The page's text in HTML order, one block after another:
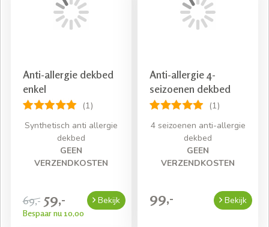
Snelle levering mits voorradig
Gratis bezorging bij een bestelling van € 50,- aan
Anti-allergie dekbed
enkel
(1)
Synthetisch anti allergie
dekbed
GEEN
VERZENDKOSTEN
69,- 59,-
Bespaar nu 10,00
Bekijk
Anti-allergie 4-
seizoenen dekbed
(1)
4 seizoenen anti-allergie
dekbed
GEEN
VERZENDKOSTEN
99,- Bekijk